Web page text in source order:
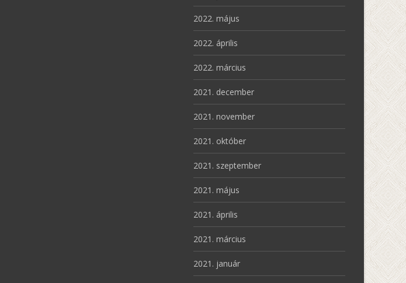
2022. május
2022. április
2022. március
2021. december
2021. november
2021. október
2021. szeptember
2021. május
2021. április
2021. március
2021. január